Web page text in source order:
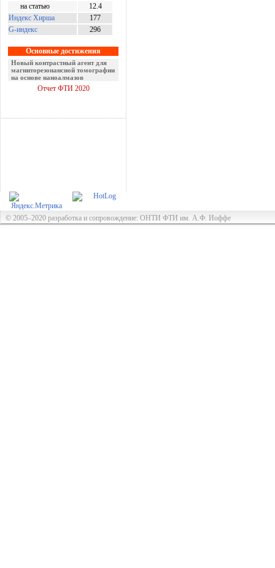
на статью
12.4
Индекс Хирша
177
G-индекс
296
Основные достижения
Новый контрастный агент для
магниторезонансной томографии
на основе наноалмазов
Отчет ФТИ 2020
© 2005–2020 разработка и сопровождение: ОНТИ ФТИ им. А.Ф. Иоффе